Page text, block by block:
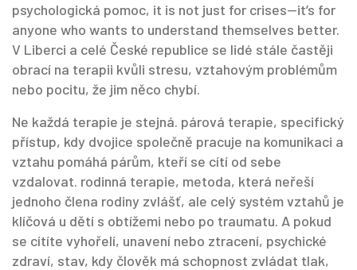
psychologická pomoc, it is not just for crises—it’s for
anyone who wants to understand themselves better.
V Liberci a celé České republice se lidé stále častěji
obrací na terapii kvůli stresu, vztahovým problémům
nebo pocitu, že jim něco chybí.
Ne každá terapie je stejná. párová terapie, specifický
přístup, kdy dvojice společně pracuje na komunikaci a
vztahu pomáhá párům, kteří se cítí od sebe
vzdalovat. rodinná terapie, metoda, která neřeší
jednoho člena rodiny zvlášť, ale celý systém vztahů je
klíčová u dětí s obtížemi nebo po traumatu. A pokud
se cítíte vyhořelí, unavení nebo ztracení, psychické
zdraví, stav, kdy člověk má schopnost zvládat tlak,